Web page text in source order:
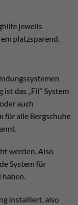
jeweils
platzsparend.
das „Fil“ System
auch
für alle Bergschuhe
werden. Also
System für
haben.
installiert, also